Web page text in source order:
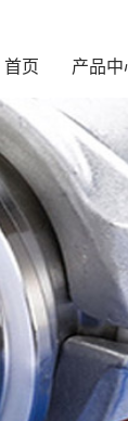
首页 产品中